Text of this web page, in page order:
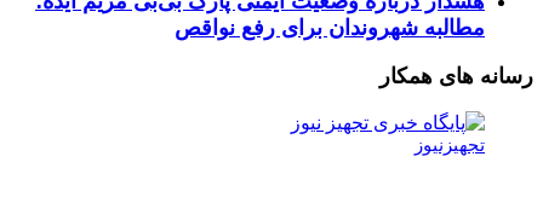
مطالبه شهروندان برای رفع نواقص
رسانه های همکار
تجهیزنیوز